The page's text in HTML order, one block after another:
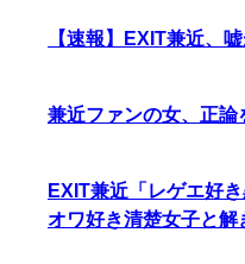
【速報】EXIT兼近、
兼近ファンの女、正論
EXIT兼近「レゲエ好
オワ好き清楚女子と解